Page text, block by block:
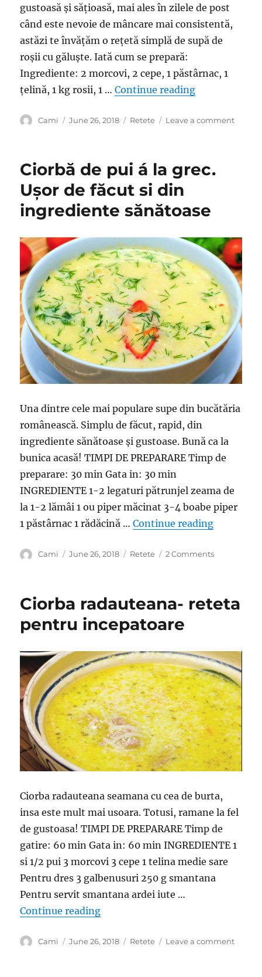
gustoasă și sățioasă, mai ales în zilele de post
când este nevoie de mâncare mai consistentă,
astăzi te învățăm o rețetă simplă de supă de
roșii cu găluște. Iată cum se prepară:
Ingrediente: 2 morcovi, 2 cepe, 1 păstârnac, 1
țelină, 1 kg rosii, 1 …Continue reading“Supă de
Author
Cami
Posted
June 26, 2018 Categories
Retete Leave a commenton
Ciorbă de pui á la grec.
Ușor de făcut si din
ingrediente sănătoase
Una dintre cele mai populare supe din bucătăria
românească. Simplu de făcut, rapid, din
ingrediente sănătoase și gustoase. Bună ca la
bunica acasă! TIMPI DE PREPARARE Timp de
preparare: 30 min Gata in: 30 min
INGREDIENTE 1-2 legaturi pătrunjel zeama de
la 1-2 lămâi 1 ou piper măcinat 3-4 boabe piper
1 păstârnac 1 rădăcină …Continue reading“Ciorbă
Author
Cami
Posted
June 26, 2018 Categories
Retete 2 Commentson
á
de
făcut
si
din
ingrediente
sănătoase
Ciorba radauteana- reteta
pentru incepatoare
Ciorba radauteana seamana cu cea de burta,
insa este mult mai usoara. Totusi, ramane la fel
de gustoasa! TIMPI DE PREPARARE Timp de
gatire: 60 min Gata in: 60 min INGREDIENTE 1
si 1/2 pui 3 morcovi 3 cepe 1 telina medie sare
Pentru dres 3 galbenusuri 250 g smantana
Pentru servit smantana ardei iute …
Continue reading“Ciorba radauteana- reteta
Author
Cami
Posted
June 26, 2018 Categories
Retete Leave a commenton